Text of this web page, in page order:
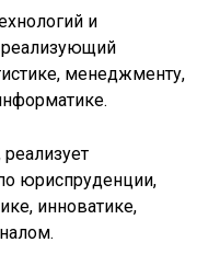
и
реализующий
менеджменту,
юриспруденции,
инноватике,